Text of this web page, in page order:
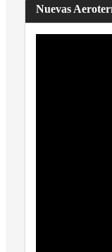
Nuevas